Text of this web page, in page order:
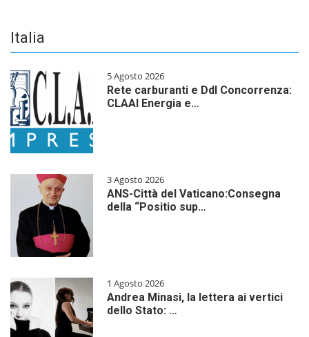
Italia
5 Agosto 2026
Rete carburanti e Ddl Concorrenza:
CLAAI Energia e…
3 Agosto 2026
ANS-Città del Vaticano:Consegna
della “Positio sup…
1 Agosto 2026
Andrea Minasi, la lettera ai vertici
dello Stato: …